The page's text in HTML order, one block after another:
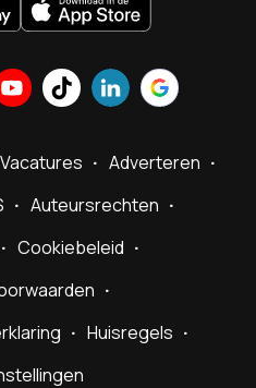
Vacatures
Adverteren
Auteursrechten
Cookiebeleid
Huisregels